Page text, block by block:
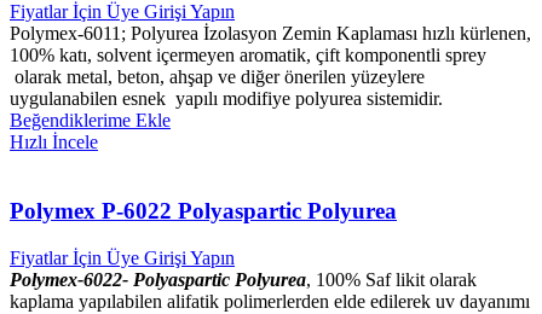
Fiyatlar İçin Üye Girişi Yapın
Polymex-6011; Polyurea İzolasyon Zemin Kaplaması hızlı kürlenen,
100% katı, solvent içermeyen aromatik, çift komponentli sprey
olarak metal, beton, ahşap ve diğer önerilen yüzeylere
uygulanabilen esnek yapılı modifiye polyurea sistemidir.
Beğendiklerime Ekle
Hızlı İncele
Polymex P-6022 Polyaspartic Polyurea
Fiyatlar İçin Üye Girişi Yapın
Polymex-6022- Polyaspartic Polyurea, 100% Saf likit olarak
kaplama yapılabilen alifatik polimerlerden elde edilerek uv dayanımı